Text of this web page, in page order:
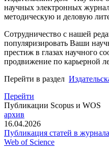
научных электронных
методическую и деловую
Сотрудничество с нашей
популяризировать Ваши
престиж в глазах научного
продвижение по карьерной
Перейти в раздел
Перейти
Публикации Scopus и WOS
архив
16.04.2026
Публикация статей в
Web of Science